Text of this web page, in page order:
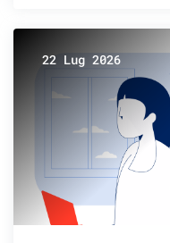
22 Lug 2026